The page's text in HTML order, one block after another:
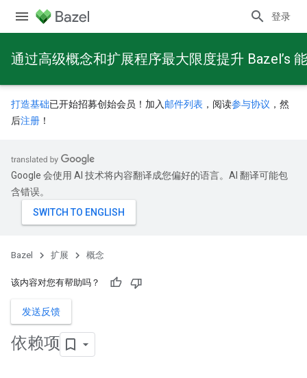
登录
通过高级概念和扩展程序最大限度提升 Bazel’s
打造基础已开始招募创始会员！加入 邮件列表 ，阅读参与协议 ，然
后注册 ！
Google 会使用 AI 技术将内容翻译成您偏好的语言。AI 翻译可能包
含错误。
Bazel 扩展 概念
该内容对您有帮助吗？
发送反馈
依赖项